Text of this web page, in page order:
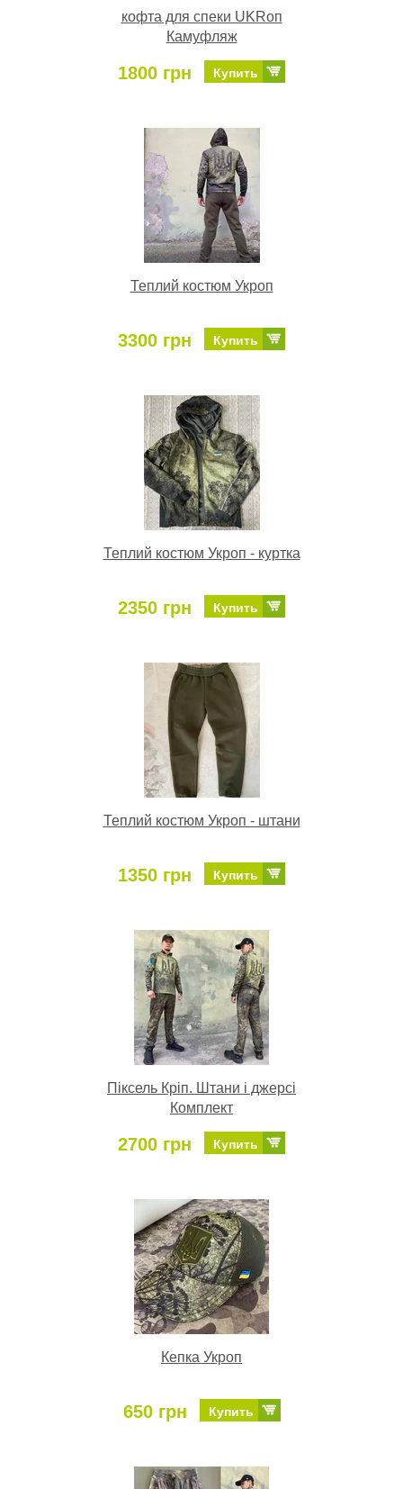
кофта для спеки UKRоп
Камуфляж
1800 грн Купить
Теплий костюм Укроп
3300 грн Купить
Теплий костюм Укроп - куртка
2350 грн Купить
Теплий костюм Укроп - штани
1350 грн Купить
Піксель Кріп. Штани і джерсі
Комплект
2700 грн Купить
Кепка Укроп
650 грн Купить